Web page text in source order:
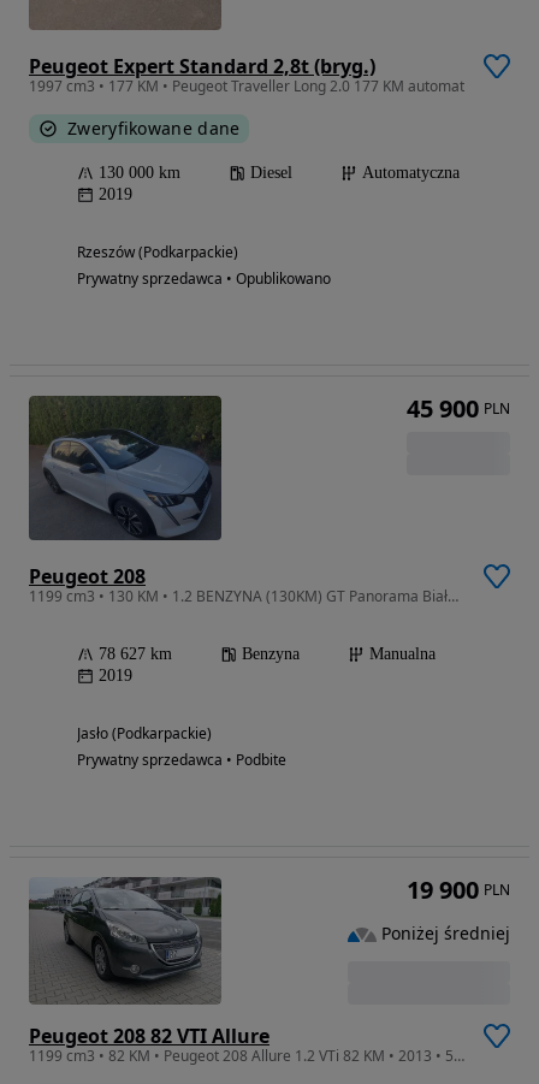
Peugeot Expert Standard 2,8t (bryg.)
1997 cm3 • 177 KM • Peugeot Traveller Long 2.0 177 KM automat
Zweryfikowane dane
130 000 km Diesel
Automatyczna
2019
Rzeszów (Podkarpackie)
Prywatny sprzedawca • Opublikowano
Peugeot 208
1199 cm3 • 130 KM • 1.2 BENZYNA (130KM) GT Panorama Biała Perła 78,000 KM Serwis Km!
78 627 km Benzyna
Manualna
2019
Jasło (Podkarpackie)
Prywatny sprzedawca • Podbite
45 900 PLN
Peugeot 208 82 VTI Allure
1199 cm3 • 82 KM • Peugeot 208 Allure 1.2 VTi 82 KM • 2013 • 51 tys. km
19 900 PLN
Poniżej średniej